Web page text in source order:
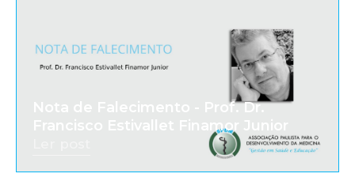
Nota de Falecimento - Prof. Dr.
Francisco Estivallet Finamor Junior